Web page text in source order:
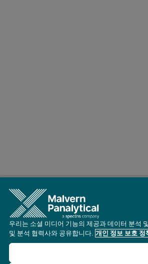
우리는 소셜 미디어 기능의 제공과 데이터 분석
및 분석 협력사와 공유합니다. 개인 정보 보호 정